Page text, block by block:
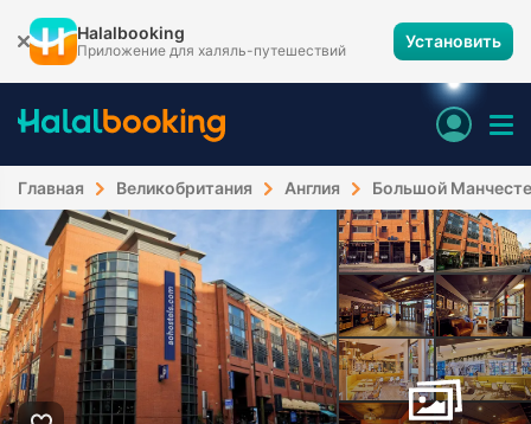
Halalbooking
Приложение для халяль-путешествий Установить
Главная Великобритания Англия Большой